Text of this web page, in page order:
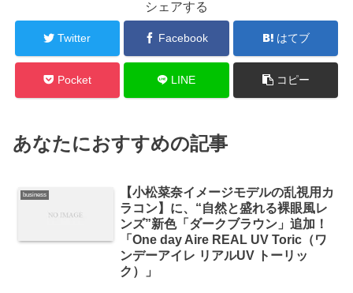
シェアする
Twitter Facebook はてブ
Pocket LINE コピー
あなたにおすすめの記事
business
【小松菜奈イメージモデルの乱視用カ
ラコン】に、“自然と盛れる裸眼風レ
ンズ”新色「ダークブラウン」追加！
「One day Aire REAL UV Toric（ワ
ンデーアイレ リアルUV トーリッ
ク）」